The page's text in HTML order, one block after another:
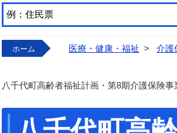
ホーム 医療・健康・福祉 > 介護
八千代町高齢者福祉計画・第8期介護保険事